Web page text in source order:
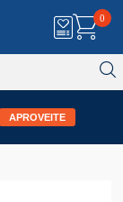
0
APROVEITE